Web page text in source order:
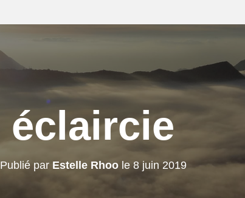
éclaircie
Publié par Estelle Rhoole 8 juin 2019